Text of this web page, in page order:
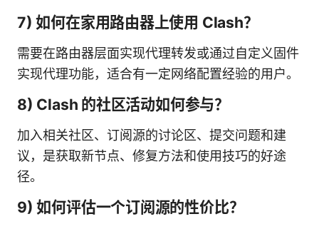
7) 如何在家用路由器上使用 Clash？
需要在路由器层面实现代理转发或通过自定义固件
实现代理功能，适合有一定网络配置经验的用户。
8) Clash 的社区活动如何参与？
加入相关社区、订阅源的讨论区、提交问题和建
议，是获取新节点、修复方法和使用技巧的好途
径。
9) 如何评估一个订阅源的性价比？